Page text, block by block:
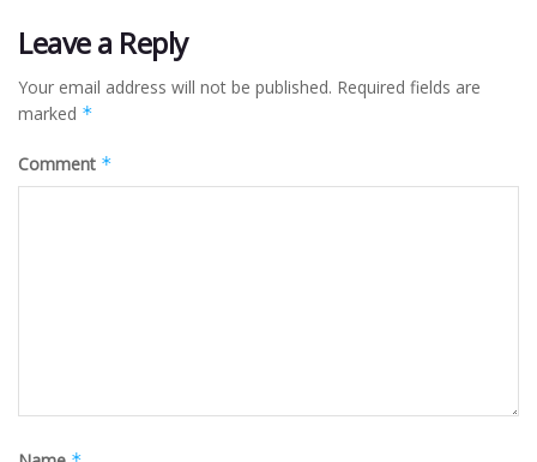
Leave a Reply
Your email address will not be published. Required fields are
marked *
Comment *